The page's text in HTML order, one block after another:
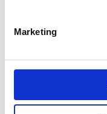
Marketing
0 km